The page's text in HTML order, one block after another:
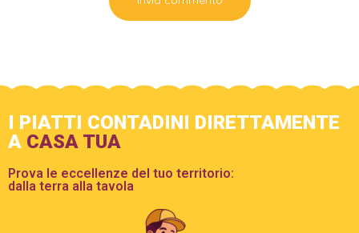
I PIATTI CONTADINI DIRETTAMENTE
A CASA TUA
Prova le eccellenze del tuo territorio:
dalla terra alla tavola